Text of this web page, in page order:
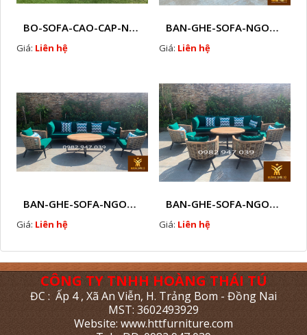
BO-SOFA-CAO-CAP-NHUA-GIA-MAY-HTT - S88
Giá: Liên hệ
BAN-GHE-SOFA-NGOAI-TROI-GIA-MAY-KN12
Giá: Liên hệ
BAN-GHE-SOFA-NGOAI-TROI-GIA-MAY-KN11
Giá: Liên hệ
BAN-GHE-SOFA-NGOAI-TROI-GIA-MAY-KN10
Giá: Liên hệ
CÔNG TY TNHH HOÀNG THÁI TÚ
ĐC : Ấp 4 , Xã An Viễn, H. Trảng Bom - Đồng Nai
MST: 3602493929
Website: www.httfurniture.com